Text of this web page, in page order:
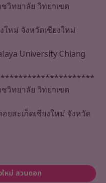
วิทยาลัย วิทยาเขต
ใหม่ จังหวัดเชียงใหม่
University Chiang
วิทยาลัย วิทยาเขต
ยสะเก็ดเชียงใหม่ จังหวัด
ใหม่ สวนดอก